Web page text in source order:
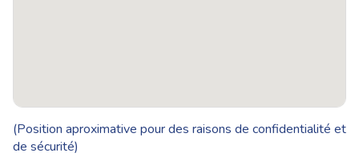
(Position aproximative pour des raisons de confidentialité et
de sécurité)